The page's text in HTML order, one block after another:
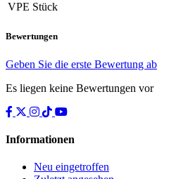
VPE Stück
Bewertungen
Geben Sie die erste Bewertung ab
Es liegen keine Bewertungen vor
Informationen
Neu eingetroffen